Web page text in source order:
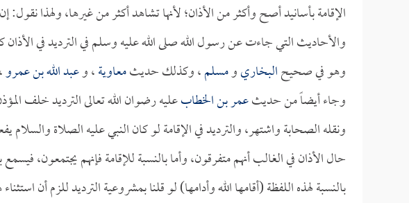
الإقامة بأسانيد أصح وأكثر من الأذان؛ لأنها تشاهد أكثر من غيرها، ولهذا نقول:
والأحاديث التي جاءت عن رسول الله صلى الله عليه وسلم في الترديد في
وهو في صحيحالبخاريومسلم، وكذلك حديثمعاوية، وعبد الله بن عمرو
وجاء أيضاً من حديثعمر بن الخطابعليه رضوان الله تعالى الترديد خلف
ونقله الصحابة واشتهر، والترديد في الإقامة لو كان النبي عليه الصلاة
حال الأذان في الغالب أنهم متفرقون، وأما بالنسبة للإقامة فإنهم يجتمعون،
بالنسبة لهذه اللفظة (أقامها الله وأدامها) لو قلنا بمشروعية الترديد للزم أن